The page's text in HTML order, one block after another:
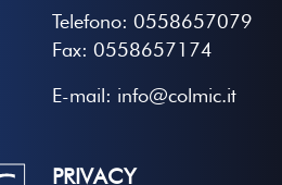
Telefono: 0558657079
Fax: 0558657174
E-mail: info@colmic.it
PRIVACY